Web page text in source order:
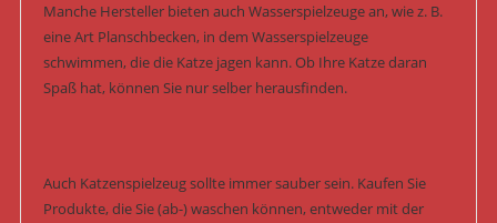
Manche Hersteller bieten auch Wasserspielzeuge an, wie z. B.
eine Art Planschbecken, in dem Wasserspielzeuge
schwimmen, die die Katze jagen kann. Ob Ihre Katze daran
Spaß hat, können Sie nur selber herausfinden.
Auch Katzenspielzeug sollte immer sauber sein. Kaufen Sie
Produkte, die Sie (ab-) waschen können, entweder mit der